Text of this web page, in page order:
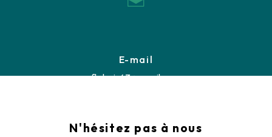
E-mail
fb.bois43@gmail.com
N'hésitez pas à nous